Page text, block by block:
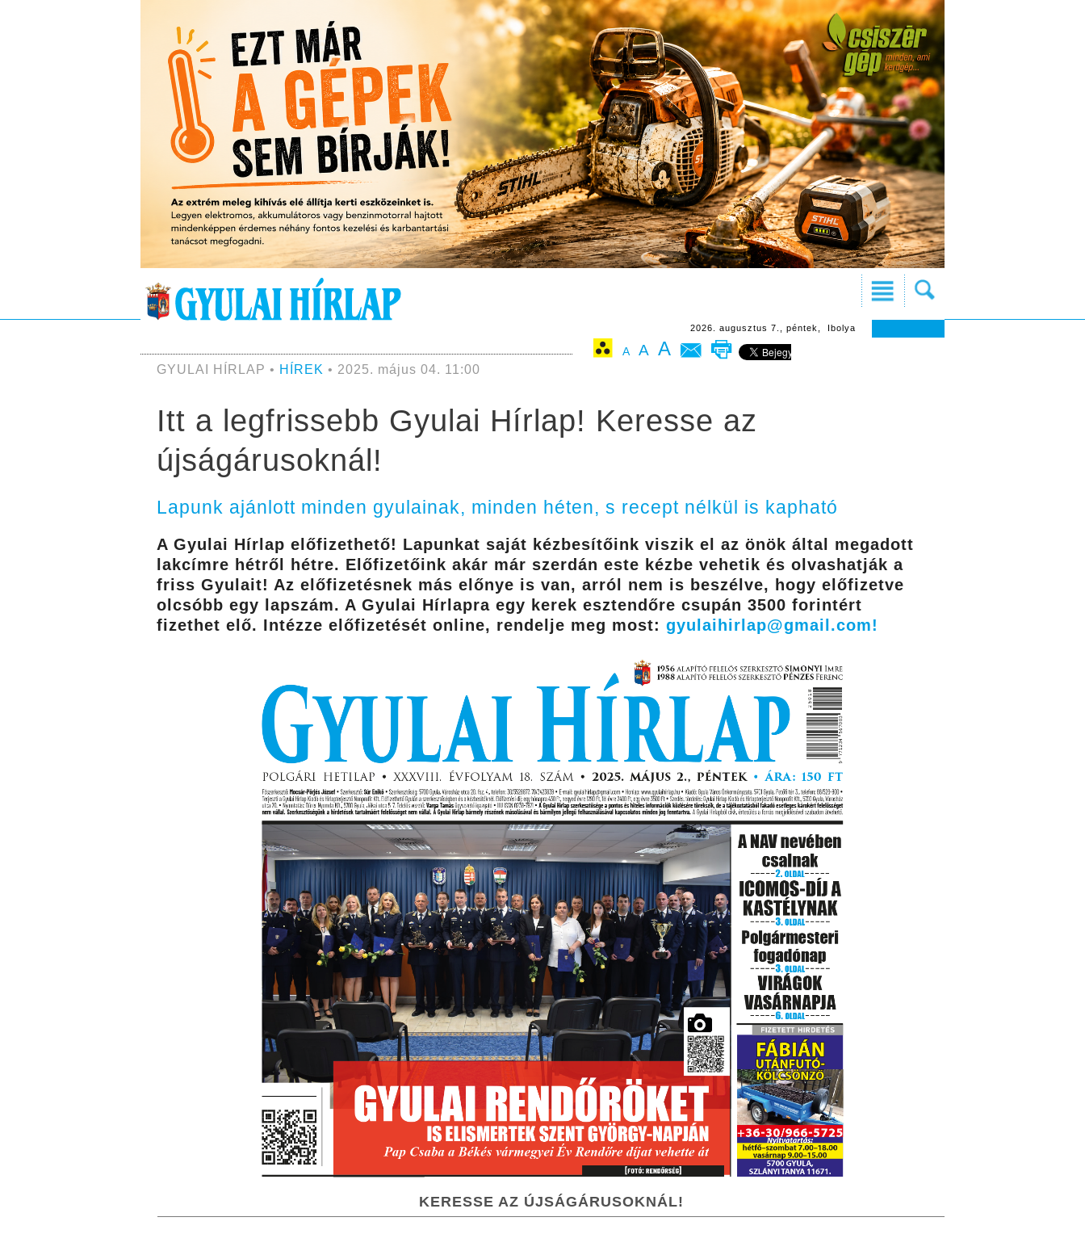
2026. augusztus 7., péntek, Ibolya
A A A
GYULAI HÍRLAP • HÍREK • 2025. május 04. 11:00
Itt a legfrissebb Gyulai Hírlap! Keresse az
újságárusoknál!
Lapunk ajánlott minden gyulainak, minden héten, s recept nélkül is kapható
A Gyulai Hírlap előfizethető! Lapunkat saját kézbesítőink viszik el az önök által megadott
lakcímre hétről hétre. Előfizetőink akár már szerdán este kézbe vehetik és olvashatják a
friss Gyulait! Az előfizetésnek más előnye is van, arról nem is beszélve, hogy előfizetve
olcsóbb egy lapszám. A Gyulai Hírlapra egy kerek esztendőre csupán 3500 forintért
fizethet elő. Intézze előfizetését online, rendelje meg most: gyulaihirlap@gmail.com!
KERESSE AZ ÚJSÁGÁRUSOKNÁL!